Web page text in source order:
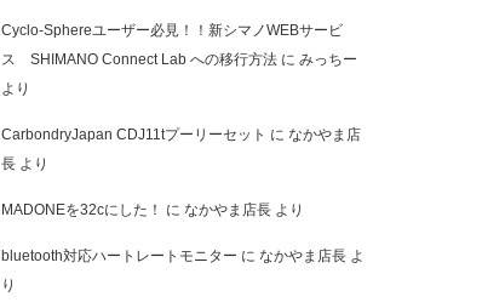
Cyclo-Sphereユーザー必見！！新シマノWEBサービ
ス SHIMANO Connect Lab への移行方法 に みっちー
より
CarbondryJapan CDJ11tプーリーセット に なかやま店
長 より
MADONEを32cにした！ に なかやま店長 より
bluetooth対応ハートレートモニター に なかやま店長 よ
り